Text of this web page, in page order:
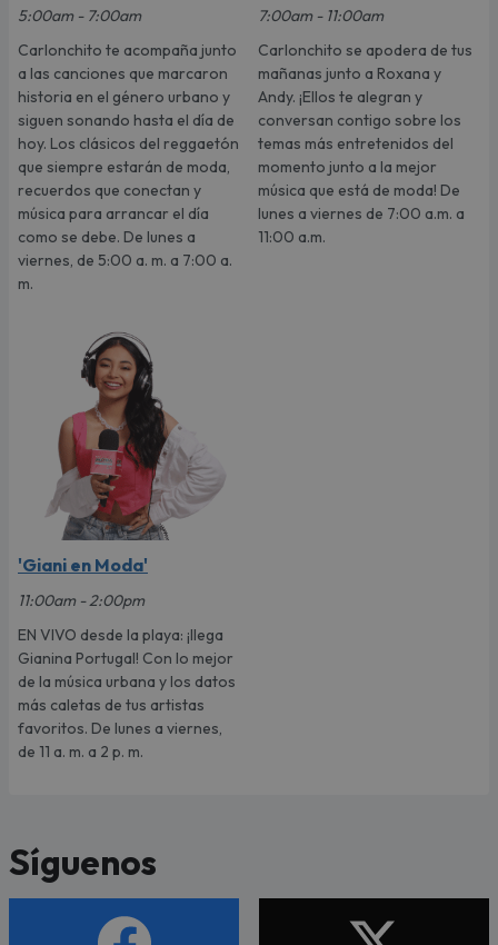
5:00am - 7:00am
Carlonchito te acompaña junto
a las canciones que marcaron
historia en el género urbano y
siguen sonando hasta el día de
hoy. Los clásicos del reggaetón
que siempre estarán de moda,
recuerdos que conectan y
música para arrancar el día
como se debe. De lunes a
viernes, de 5:00 a. m. a 7:00 a.
m.
7:00am - 11:00am
Carlonchito se apodera de tus
mañanas junto a Roxana y
Andy. ¡Ellos te alegran y
conversan contigo sobre los
temas más entretenidos del
momento junto a la mejor
música que está de moda! De
lunes a viernes de 7:00 a.m. a
11:00 a.m.
'Giani en Moda'
11:00am - 2:00pm
EN VIVO desde la playa: ¡llega
Gianina Portugal! Con lo mejor
de la música urbana y los datos
más caletas de tus artistas
favoritos. De lunes a viernes,
de 11 a. m. a 2 p. m.
Síguenos